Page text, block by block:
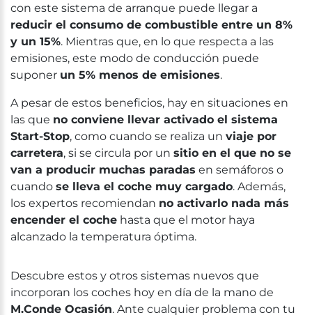
con este sistema de arranque puede llegar a
reducir el consumo de combustible entre un 8%
y un 15%. Mientras que, en lo que respecta a las
emisiones, este modo de conducción puede
suponer un 5% menos de emisiones.
A pesar de estos beneficios, hay en situaciones en
las que no conviene llevar activado el sistema
Start-Stop, como cuando se realiza un viaje por
carretera, si se circula por un sitio en el que no se
van a producir muchas paradas en semáforos o
cuando se lleva el coche muy cargado. Además,
los expertos recomiendan no activarlo nada más
encender el coche hasta que el motor haya
alcanzado la temperatura óptima.
Descubre estos y otros sistemas nuevos que
incorporan los coches hoy en día de la mano de
M.Conde Ocasión. Ante cualquier problema con tu